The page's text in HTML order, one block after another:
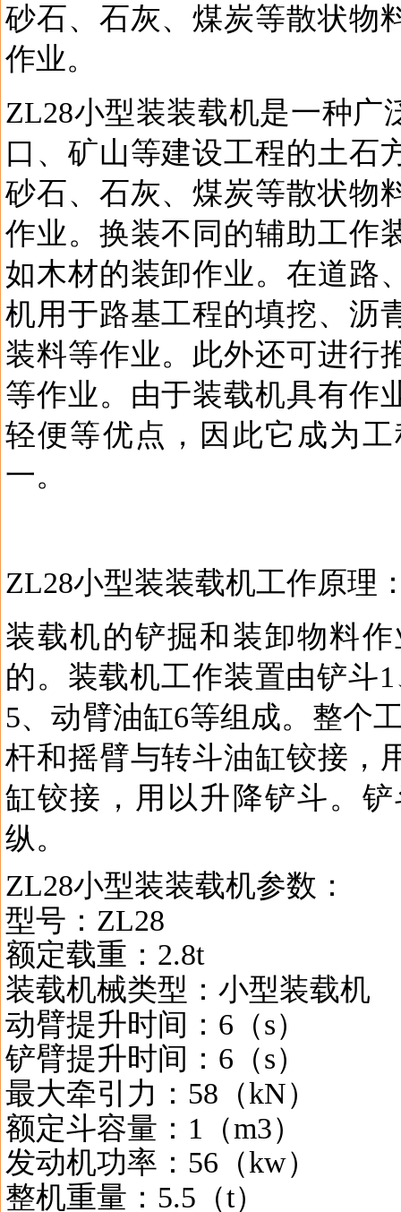
砂石、石灰、煤炭等散状物
作业。
ZL28小型装装载机是一种广
口、矿山等建设工程的土石
砂石、石灰、煤炭等散状物
作业。换装不同的辅助工作
如木材的装卸作业。在道路
机用于路基工程的填挖、沥
装料等作业。此外还可进行
等作业。由于装载机具有作
轻便等优点，因此它成为
一。
ZL28小型装装载机工作原理
装载机的铲掘和装卸物料
的。装载机工作装置由铲斗
5、动臂油缸6等组成。整个
杆和摇臂与转斗油缸铰接，
缸铰接，用以升降铲斗。
纵。
ZL28小型装装载机参数：
型号：ZL28
额定载重：2.8t
装载机械类型：小型装载机
动臂提升时间：6（s）
铲臂提升时间：6（s）
最大牵引力：58（kN）
额定斗容量：1（m3）
发动机功率：56（kw）
整机重量：5.5（t）